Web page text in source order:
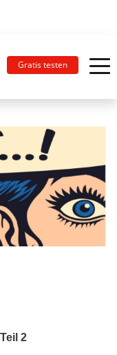
Gratis testen
2